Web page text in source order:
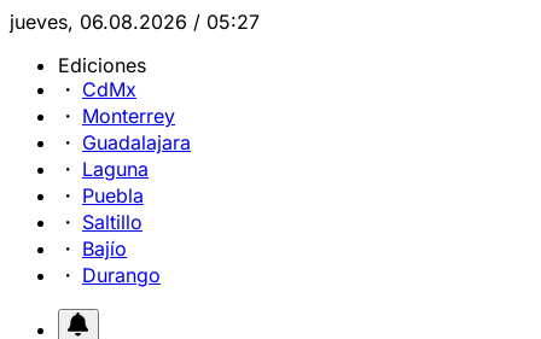
jueves, 06.08.2026 / 05:27
Ediciones
CdMx
Monterrey
Guadalajara
Laguna
Puebla
Saltillo
Bajío
Durango